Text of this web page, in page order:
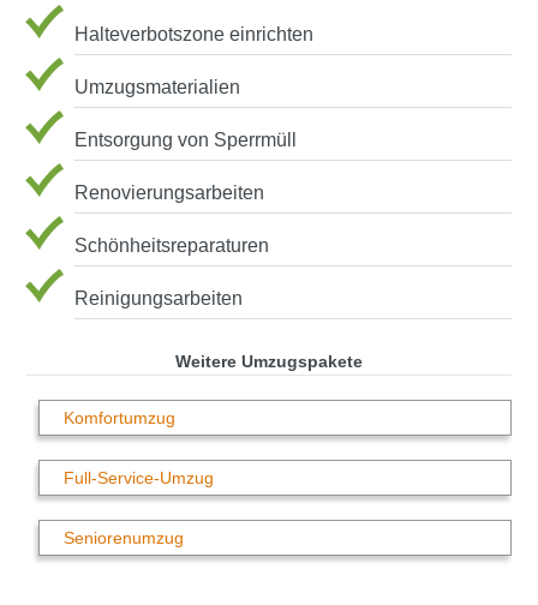
Halteverbotszone einrichten
Umzugsmaterialien
Entsorgung von Sperrmüll
Renovierungsarbeiten
Schönheitsreparaturen
Reinigungsarbeiten
Weitere Umzugspakete
Komfortumzug
Full-Service-Umzug
Seniorenumzug